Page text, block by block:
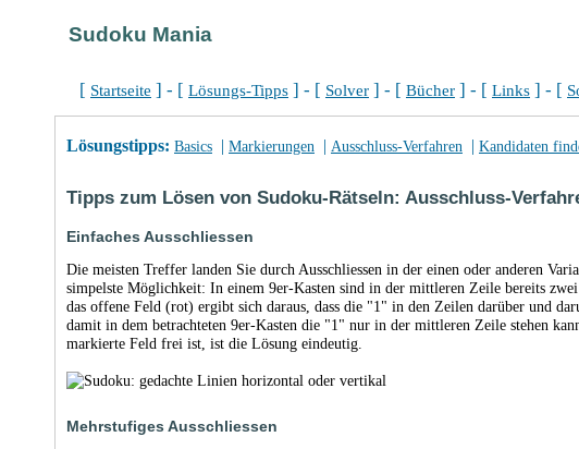
Sudoku Mania
[ Startseite ] - [ Lösungs-Tipps ] - [ Solver ] - [ Bücher ] - [ Links ] - [
Lösungstipps: Basics | Markierungen | Ausschluss-Verfahren | Kandidaten
Tipps zum Lösen von Sudoku-Rätseln: Ausschluss-
Einfaches Ausschliessen
Die meisten Treffer landen Sie durch Ausschliessen in der einen oder anderen
simpelste Möglichkeit: In einem 9er-Kasten sind in der mittleren Zeile bereits
das offene Feld (rot) ergibt sich daraus, dass die "1" in den Zeilen darüber und
damit in dem betrachteten 9er-Kasten die "1" nur in der mittleren Zeile stehen
markierte Feld frei ist, ist die Lösung eindeutig.
Mehrstufiges Ausschliessen